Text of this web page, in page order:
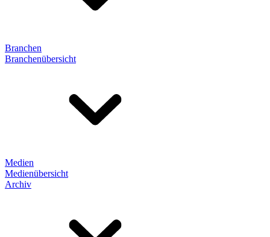
Branchen
Branchenübersicht
Medien
Medienübersicht
Archiv